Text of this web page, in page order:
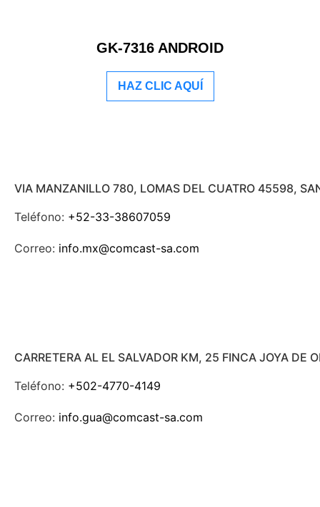
GK-7316 ANDROID
HAZ CLIC AQUÍ
VIA MANZANILLO 780, LOMAS DEL CUATRO 45598,
Teléfono: +52-33-38607059
Correo: info.mx@comcast-sa.com
CARRETERA AL EL SALVADOR KM, 25 FINCA JOYA DE
Teléfono: +502-4770-4149
Correo: info.gua@comcast-sa.com